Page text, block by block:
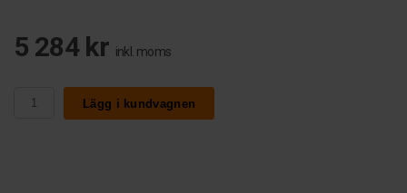
5 284 kr inkl. moms
Lägg i kundvagnen